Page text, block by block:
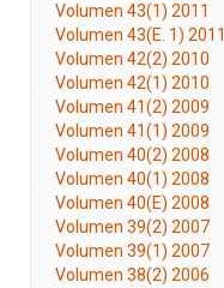
Volumen 43(1) 2011
Volumen 43(E. 1) 2011
Volumen 42(2) 2010
Volumen 42(1) 2010
Volumen 41(2) 2009
Volumen 41(1) 2009
Volumen 40(2) 2008
Volumen 40(1) 2008
Volumen 40(E) 2008
Volumen 39(2) 2007
Volumen 39(1) 2007
Volumen 38(2) 2006